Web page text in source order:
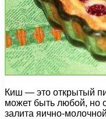
Киш — это открытый
может быть любой, но
залита яично-